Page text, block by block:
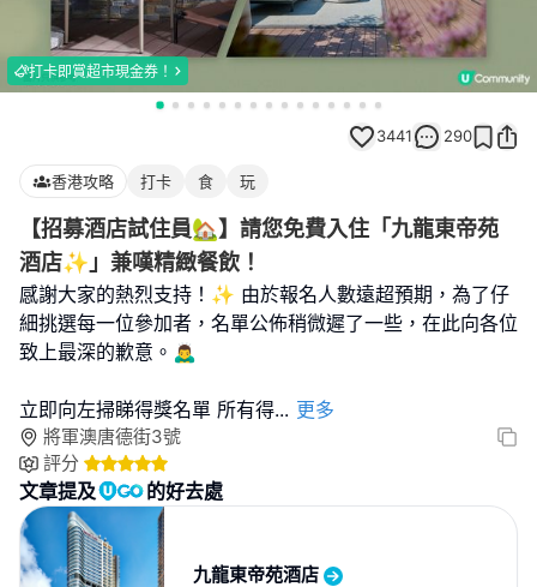
打卡即賞超市現金券！
3441 290
香港攻略 打卡 食 玩
【招募酒店試住員🏡】請您免費入住「九龍東帝苑
酒店✨」兼嘆精緻餐飲！
感謝大家的熱烈支持！✨ 由於報名人數遠超預期，為了仔
細挑選每一位參加者，名單公佈稍微遲了一些，在此向各位
致上最深的歉意。🙇‍♂️
立即向左掃睇得獎名單 所有得... 更多
將軍澳唐德街3號
評分
文章提及 的好去處
九龍東帝苑酒店